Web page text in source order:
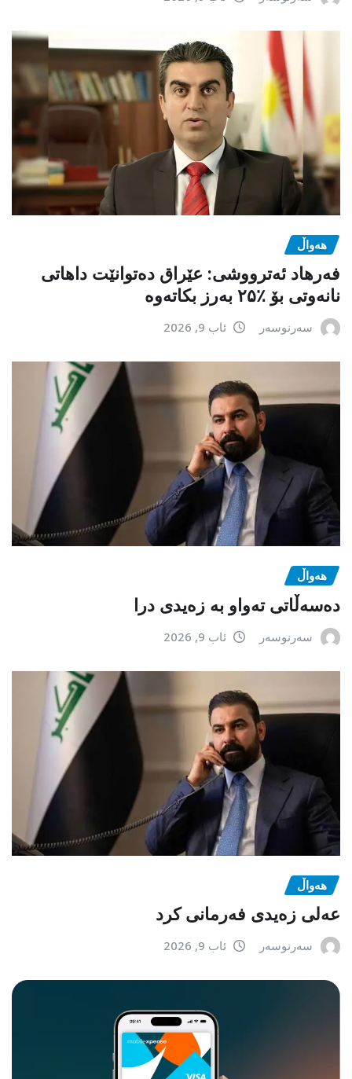
هەواڵ
فەرهاد ئەترووشی: عێراق دەتوانێت داهاتی
نانەوتی بۆ ٪۲۵ بەرز بکاتەوە
سەرنوسەر ئاب 9, 2026
هەواڵ
دەسەڵاتی تەواو بە زەیدی درا
سەرنوسەر ئاب 9, 2026
هەواڵ
عەلی زەیدی فەرمانی کرد
سەرنوسەر ئاب 9, 2026